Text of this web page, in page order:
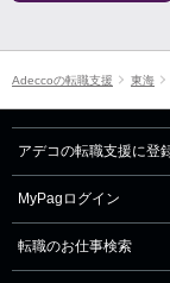
Adeccoの転職支援 東海
アデコの転職支援に登
MyPagログイン
転職のお仕事検索